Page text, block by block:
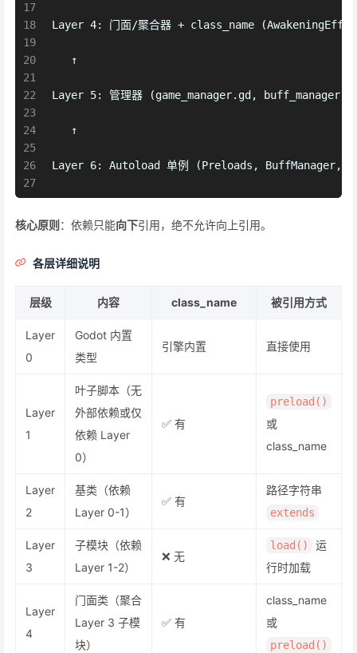
17
18
19
20
21
22
23
24
25
26
27
Layer 4: 门面/聚合器 + class_name
↑
Layer 5: 管理器 (game_manager.gd,
↑
Layer 6: Autoload 单例 (Preloads, BuffManager,
核心原则 ：依赖只能向下引用，绝不允许向上引用。
各层详细说明
层级 内容 class_name 被引用方式
Layer
0
Godot 内置
类型
引擎内置 直接使用
Layer
1
叶子脚本（无
外部依赖或仅
依赖 Layer
0）
✅ 有
preload()
或
class_name
Layer
2
基类（依赖
Layer 0-1）
✅ 有
路径字符串
extends
Layer
3
子模块（依赖
Layer 1-2）
❌ 无
load()
运
行时加载
Layer
4
门面类（聚合
Layer 3 子模
块）
✅ 有
class_name
或
preload()